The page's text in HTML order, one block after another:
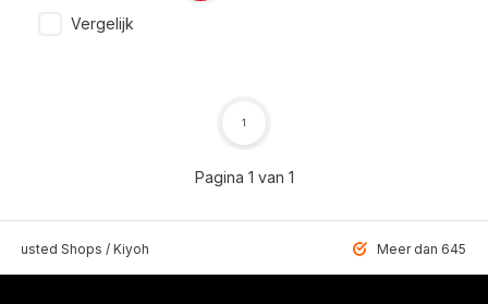
Vergelijk
Pagina 1 van 1
1
Shops / Kiyoh Meer dan 6459